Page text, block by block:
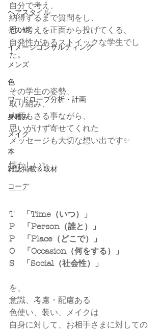
ヘアスタイル
その他
イメージコンサルティング
メンズ
色
ワードローブ分析・計画
身嗜み
メイク
本
雑誌掲載＆取材
コーデ
自分で考え、
納得するまで質問をし、
思い考えを正面から投げてくる、
自発性があるストイックな学生でし
た。
その学生の姿勢、
取り組み、
人柄もさる事ながら、
思いがけず寄せてくれた
メッセージも大切な想い出です✨
懐かしい✨
​--------
T　「Time（いつ）」
P　「Person（誰と）」
P　「Place（どこで）」
O　「Occasion（何をする）」
S　「Social（社会性）」
を、
意識、考慮・配慮ある
色使い、装い、メイクは
自身に対して、お相手さまに対しての